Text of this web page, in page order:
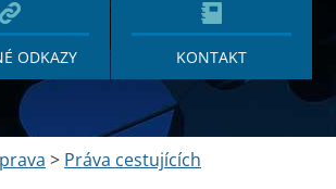
ODKAZY KONTAKT
> Práva cestujících